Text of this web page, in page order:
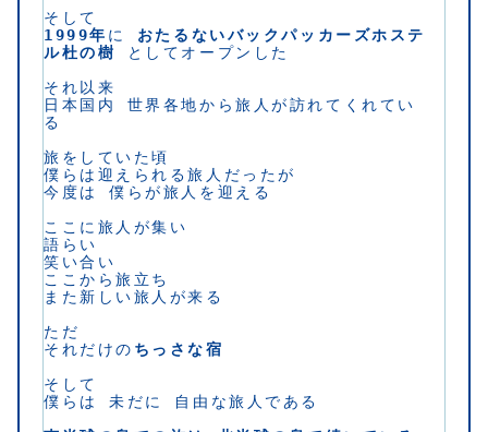
そして
1999年 に おたるないバックパッカーズホステ
ル杜の樹
としてオープンした
それ以来
日本国内 世界各地から旅人が訪れてくれてい
る
旅をしていた頃
僕らは迎えられる旅人だったが
今度は 僕らが旅人を迎える
ここに旅人が集い
語らい
笑い合い
ここから旅立ち
また新しい旅人が来る
ただ
それだけの ちっさな宿
そして
僕らは 未だに 自由な旅人である